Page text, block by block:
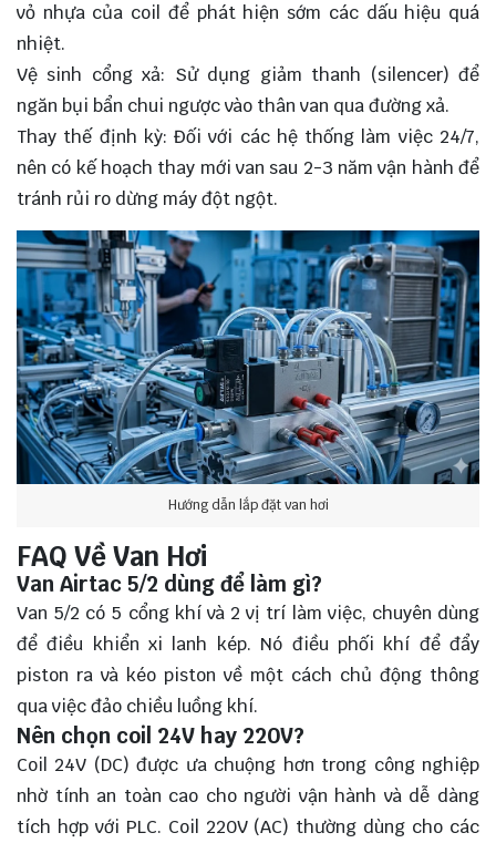
vỏ nhựa của coil để phát hiện sớm các dấu hiệu quá
nhiệt.
Vệ sinh cổng xả: Sử dụng giảm thanh (silencer) để
ngăn bụi bẩn chui ngược vào thân van qua đường xả.
Thay thế định kỳ: Đối với các hệ thống làm việc 24/7,
nên có kế hoạch thay mới van sau 2-3 năm vận hành để
tránh rủi ro dừng máy đột ngột.
Hướng dẫn lắp đặt van hơi
FAQ Về Van Hơi
Van Airtac 5/2 dùng để làm gì?
Van 5/2 có 5 cổng khí và 2 vị trí làm việc, chuyên dùng
để điều khiển xi lanh kép. Nó điều phối khí để đẩy
piston ra và kéo piston về một cách chủ động thông
qua việc đảo chiều luồng khí.
Nên chọn coil 24V hay 220V?
Coil 24V (DC) được ưa chuộng hơn trong công nghiệp
nhờ tính an toàn cao cho người vận hành và dễ dàng
tích hợp với PLC. Coil 220V (AC) thường dùng cho các